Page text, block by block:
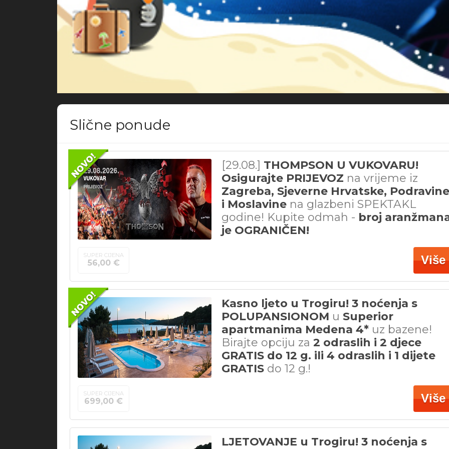
Slične ponude
[29.08.] THOMPSON U VUKOVARU!
Osigurajte PRIJEVOZ na vrijeme iz
Zagreba, Sjeverne Hrvatske, Podravine
i Moslavine na glazbeni SPEKTAKL
godine! Kupite odmah - broj
je OGRANIČEN!
SUPER CIJENA
56,00 € Više
Kasno ljeto u Trogiru! 3 noćenja s
POLUPANSIONOM u Superior
apartmanima Medena 4* uz bazene!
Birajte opciju za 2 odraslih i 2 djece
GRATIS do 12 g. ili 4 odraslih i 1 dijete
GRATIS do 12 g.!
SUPER CIJENA
699,00 € Više
LJETOVANJE u Trogiru! 3 noćenja s